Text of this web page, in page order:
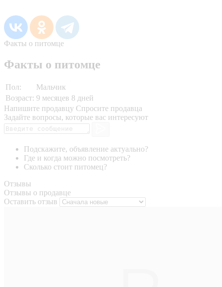
Факты о питомце
Факты о питомце
Пол:
Мальчик
Возраст: 9 месяцев 8 дней
Напишите продавцу Спросите продавца
Задайте вопросы, которые вас интересуют
Подскажите, объявление актуально?
Где и когда можно посмотреть?
Сколько стоит питомец?
Отзывы
Отзывы о продавце
Оставить отзыв